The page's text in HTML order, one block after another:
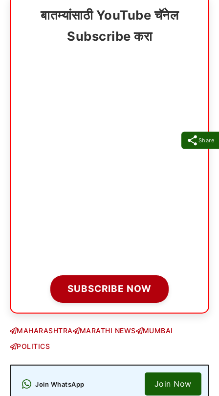
Share
बातम्यांसाठी YouTube चॅनेल
Subscribe करा
SUBSCRIBE NOW
MAHARASHTRA MARATHI NEWS
MUMBAI
POLITICS
Join WhatsApp Join Now